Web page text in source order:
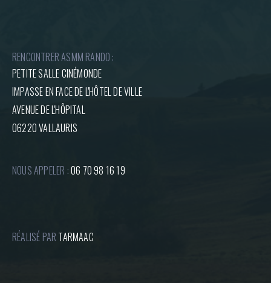
RENCONTRER ASMM RANDO :
PETITE SALLE CINÉMONDE
IMPASSE EN FACE DE L'HÔTEL DE VILLE
AVENUE DE L'HÔPITAL
06220 VALLAURIS
NOUS APPELER :06 70 98 16 19
RÉALISÉ PAR TARMAAC